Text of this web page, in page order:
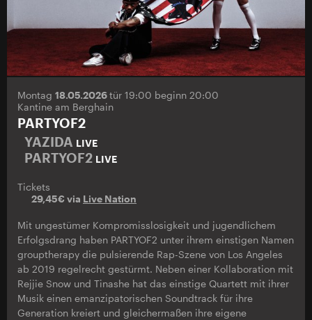
Montag 18.05.2026tür 19:00 beginn 20:00
Kantine am Berghain
PARTYOF2
YAZIDA LIVE
PARTYOF2 LIVE
Tickets
29,45€ via Live Nation
Mit ungestümer Kompromisslosigkeit und jugendlichem
Erfolgsdrang haben PARTYOF2 unter ihrem einstigen Namen
grouptherapy die pulsierende Rap-Szene von Los Angeles
ab 2019 regelrecht gestürmt. Neben einer Kollaboration mit
Rejjie Snow und Tinashe hat das einstige Quartett mit ihrer
Musik einen emanzipatorischen Soundtrack für ihre
Generation kreiert und gleichermaßen ihre eigene